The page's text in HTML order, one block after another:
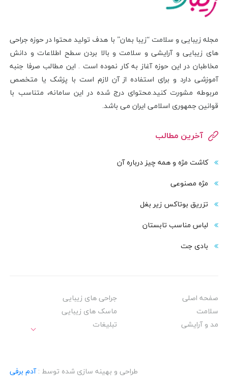
مجله زیبایی و سلامت “زیبا بمان” با هدف تولید محتوا در حوزه جراحی
های زیبایی و آرایشی و سلامت و بالا بردن سطح اطلاعات و دانش
مخاطبان در این حوزه آغاز به کار نموده است . این مطالب صرفا جنبه
آموزشی دارد و برای استفاده از آن لازم است با پزشک یا متخصص
مربوطه مشورت کنید.محتوای درج شده در این سامانه، متناسب با
قوانین جمهوری اسلامی ایران می باشد.
آخرین مطالب
کاشت مژه و همه چیز درباره آن
مژه مصنوعی
تزریق بوتاکس زیر بغل
لباس مناسب تابستان
بادی‌ جت
صفحه اصلی
جراحی های زیبایی
سلامت
ماسک های زیبایی
مد و آرایشی
تبلیغات
طراحی و بهینه سازی شده توسط :آدم برفی